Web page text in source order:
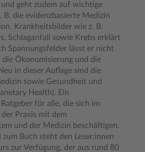
und geht zudem auf wichtige
B. die evidenzbasierte Medizin
Krankheitsbilder wie z. B.
Schlaganfall sowie Krebs erklärt
Spannungsfelder lässt er nicht
die Ökonomisierung und die
in dieser Auflage sind die
sowie Gesundheit und
Health). Ein
für alle, die sich im
Praxis mit dem
und der Medizin beschäftigen.
zum Buch steht den Leser:innen
zur Verfügung, der aus rund 80